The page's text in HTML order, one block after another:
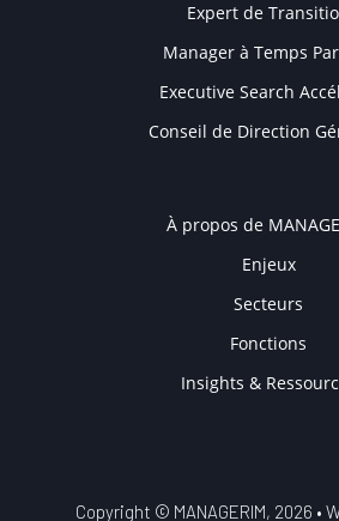
Expert de
Manager à Temps
Executive Search
Conseil de Direction
À propos de
Enjeux
Secteurs
Fonctions
Insights &
Copyright © MANAGERIM, 2026 •